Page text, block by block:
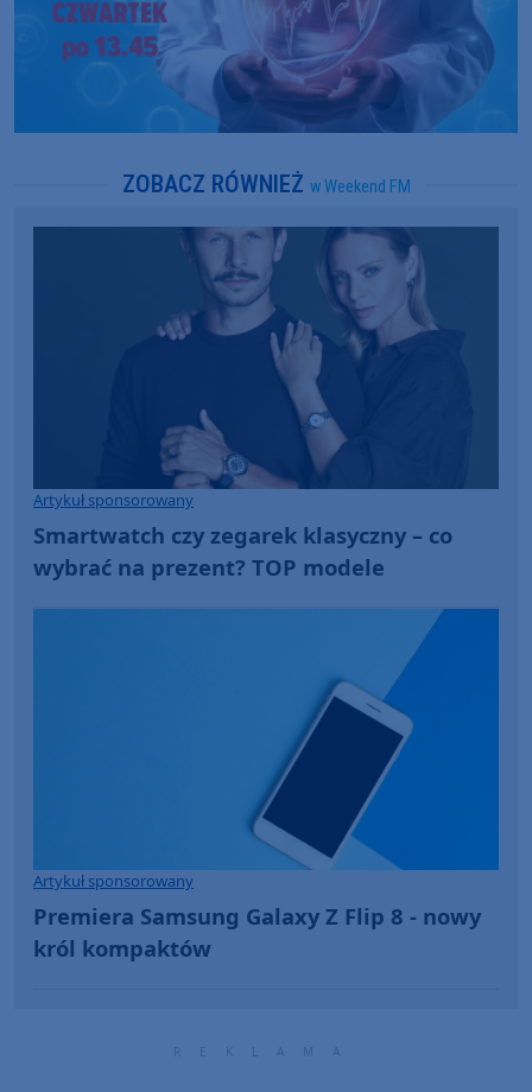
ZOBACZ RÓWNIEŻ w Weekend FM
Artykuł sponsorowany
Smartwatch czy zegarek klasyczny – co
wybrać na prezent? TOP modele
Artykuł sponsorowany
Premiera Samsung Galaxy Z Flip 8 - nowy
król kompaktów